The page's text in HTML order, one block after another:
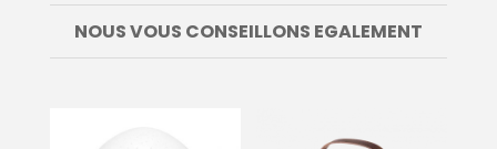
NOUS VOUS CONSEILLONS EGALEMENT